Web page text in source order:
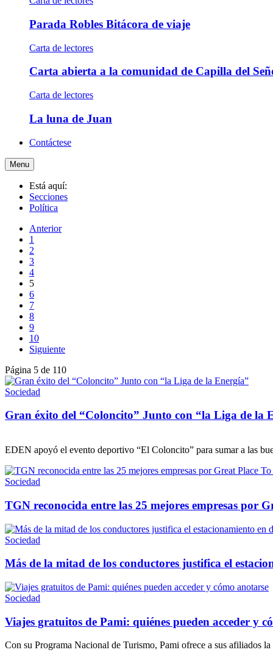
Parada Robles Bitácora de viaje
Carta de lectores
Carta abierta a la comunidad de Capilla del
Carta de lectores
La luna de Juan
Contáctese
Menu
Está aquí:
Secciones
Política
Anterior
1
2
3
4
5
6
7
8
9
10
Siguiente
Página 5 de 110
Sociedad
Gran éxito del “Coloncito” Junto con “la Liga de la
EDEN apoyó el evento deportivo “El Coloncito” para sumar a las
Sociedad
TGN reconocida entre las 25 mejores empresas por
Sociedad
Más de la mitad de los conductores justifica el
Sociedad
Viajes gratuitos de Pami: quiénes pueden acceder y
Con su Programa Nacional de Turismo, Pami ofrece a sus afiliados